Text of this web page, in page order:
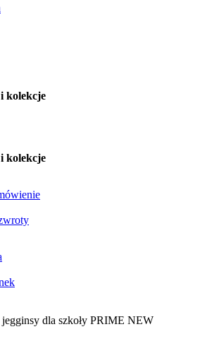
kolekcje
kolekcje
dla szkoły PRIME NEW